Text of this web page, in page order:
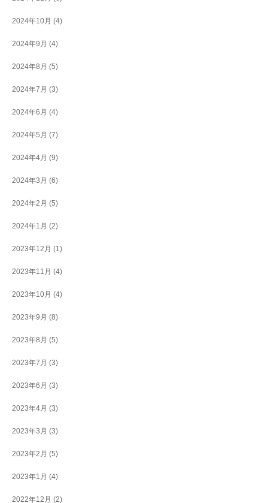
2024年10月 (4)
2024年9月 (4)
2024年8月 (5)
2024年7月 (3)
2024年6月 (4)
2024年5月 (7)
2024年4月 (9)
2024年3月 (6)
2024年2月 (5)
2024年1月 (2)
2023年12月 (1)
2023年11月 (4)
2023年10月 (4)
2023年9月 (8)
2023年8月 (5)
2023年7月 (3)
2023年6月 (3)
2023年4月 (3)
2023年3月 (3)
2023年2月 (5)
2023年1月 (4)
2022年12月 (2)